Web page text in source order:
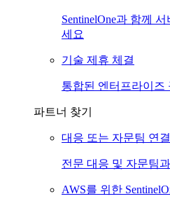
SentinelOne과 함께
세요
기술 제휴 체결
통합된 엔터프라이즈
파트너 찾기
대응 또는 자문팀 연결
전문 대응 및 자문팀
AWS를 위한